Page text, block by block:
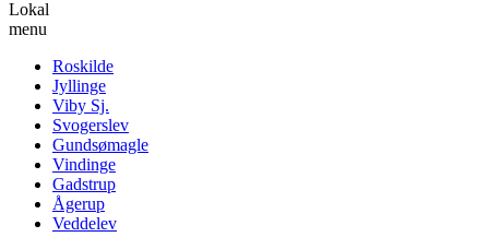
Lokal
menu
Roskilde
Jyllinge
Viby Sj.
Svogerslev
Gundsømagle
Vindinge
Gadstrup
Ågerup
Veddelev